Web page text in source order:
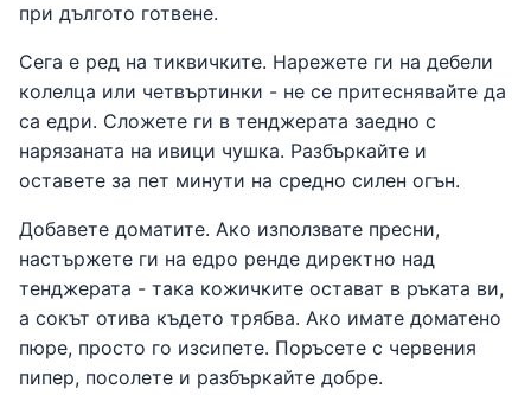
при дългото готвене.
Сега е ред на тиквичките. Нарежете ги на дебели
колелца или четвъртинки - не се притеснявайте да
са едри. Сложете ги в тенджерата заедно с
нарязаната на ивици чушка. Разбъркайте и
оставете за пет минути на средно силен огън.
Добавете доматите. Ако използвате пресни,
настържете ги на едро ренде директно над
тенджерата - така кожичките остават в ръката ви,
а сокът отива където трябва. Ако имате доматено
пюре, просто го изсипете. Поръсете с червения
пипер, посолете и разбъркайте добре.